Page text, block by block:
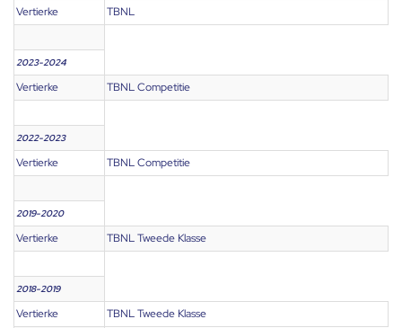
Vertierke TBNL
2023-2024
Vertierke TBNL Competitie
2022-2023
Vertierke TBNL Competitie
2019-2020
Vertierke TBNL Tweede Klasse
2018-2019
Vertierke TBNL Tweede Klasse